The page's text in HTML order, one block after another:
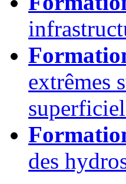
extrêmes
des